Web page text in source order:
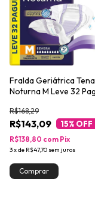
Fralda Geriátrica
Noturna M Leve 32
R$143,09
R$168,29
15% OFF
3xde R$47,70 sem juros
R$138,80 com Pix